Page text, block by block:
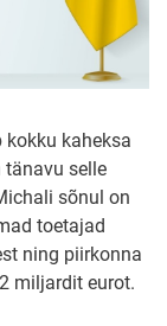
kaheksa
tänavu selle
sõnul on
toetajad
ning piirkonna
miljardit eurot.